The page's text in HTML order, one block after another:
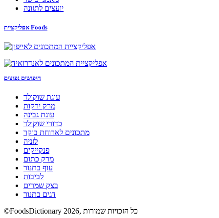
יועצים לתזונה
אפליקציית Foods
חיפושים נפוצים
עוגת שוקולד
מרק ירקות
עוגת גבינה
כדורי שוקולד
מתכונים לארוחת בוקר
לזניה
פנקייקים
מרק כתום
עוף בתנור
לביבות
בצק שמרים
דגים בתנור
©FoodsDictionary 2026, כל הזכויות שמורות